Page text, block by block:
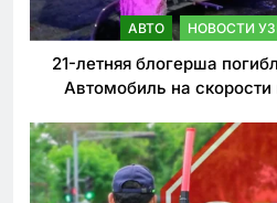
АВТО НОВОСТИ
21-летняя блогерша
Автомобиль на скорости